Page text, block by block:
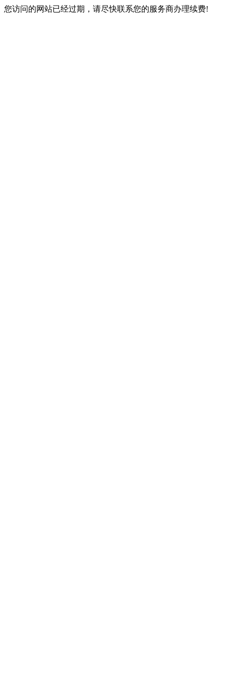
您访问的网站已经过期，请尽快联系您的服务商办理续费!